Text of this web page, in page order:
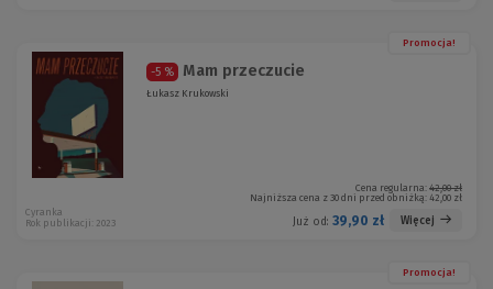
Promocja!
-5 % Mam przeczucie
Łukasz Krukowski
Cena regularna: 42,00 zł
Najniższa cena z 30 dni przed obniżką: 42,00 zł
Już od: 39,90 zł Więcej
Cyranka
Rok publikacji: 2023
Promocja!